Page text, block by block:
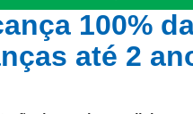
100%
até 2